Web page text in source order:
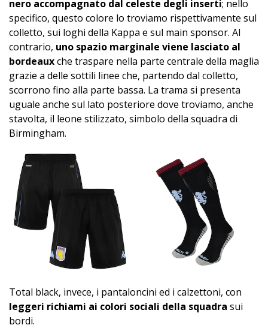
nero accompagnato dal celeste degli inserti; nello
specifico, questo colore lo troviamo rispettivamente sul
colletto, sui loghi della Kappa e sul main sponsor. Al
contrario, uno spazio marginale viene lasciato al
bordeauxche traspare nella parte centrale della maglia
grazie a delle sottili linee che, partendo dal colletto,
scorrono fino alla parte bassa. La trama si presenta
uguale anche sul lato posteriore dove troviamo, anche
stavolta, il leone stilizzato, simbolo della squadra di
Birmingham.
Total black, invece, i pantaloncini ed i calzettoni, con
leggeri richiami ai colori sociali della squadra sui
bordi.